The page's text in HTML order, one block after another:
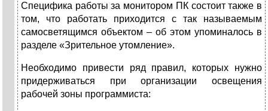
Специфика работы за монитором ПК состоит также в
том, что работать приходится с так называемым
самосветящимся объектом – об этом упоминалось в
разделе «Зрительное утомление».
Необходимо привести ряд правил, которых нужно
придерживаться при организации освещения
рабочей зоны программиста: